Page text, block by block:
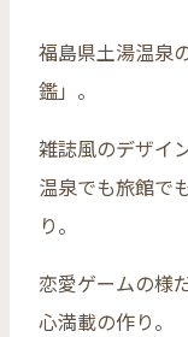
福島県土湯温泉
鑑」。
雑誌風のデザイン
温泉でも旅館で
り。
恋愛ゲームの様
心満載の作り。